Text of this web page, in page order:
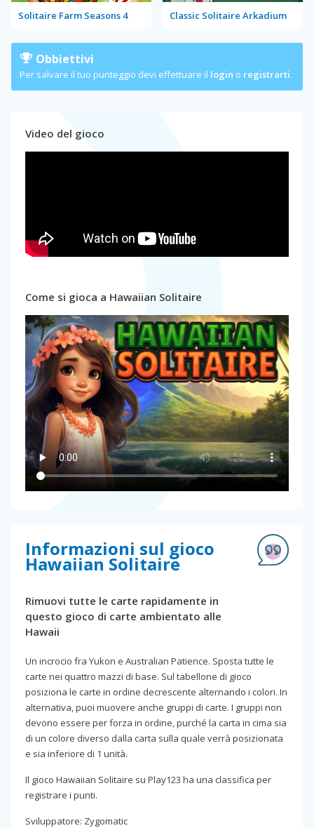
Solitaire Farm Seasons 4 Classic Solitaire Arkadium
Obbiettivi
Per salvare il tuo punteggio devi effettuare il login o registrarti.
Video del gioco
Come si gioca a Hawaiian Solitaire
Informazioni sul gioco
Hawaiian Solitaire
Rimuovi tutte le carte rapidamente in
questo gioco di carte ambientato alle
Hawaii
Un incrocio fra Yukon e Australian Patience. Sposta tutte le
carte nei quattro mazzi di base. Sul tabellone di gioco
posiziona le carte in ordine decrescente alternando i colori. In
alternativa, puoi muovere anche gruppi di carte. I gruppi non
devono essere per forza in ordine, purché la carta in cima sia
di un colore diverso dalla carta sulla quale verrà posizionata
e sia inferiore di 1 unità.
Il gioco Hawaiian Solitaire su Play123 ha una classifica per
registrare i punti.
Sviluppatore: Zygomatic